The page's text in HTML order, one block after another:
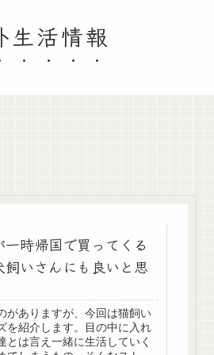
生活情報
時帰国で買ってくる
いさんにも良いと思
がありますが、今回は猫飼い
を紹介します。目の中に入れ
とは言え一緒に生活していく